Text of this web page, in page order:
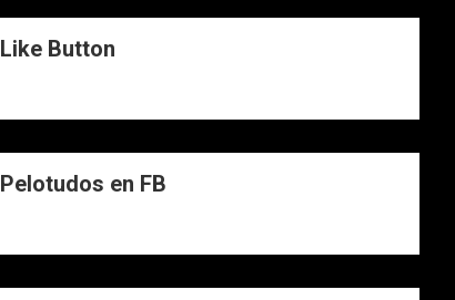
Like Button
Pelotudos en FB